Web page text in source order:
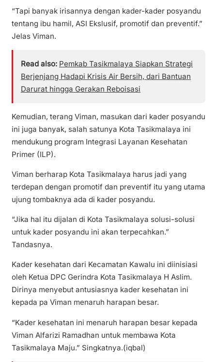
“Tapi banyak irisannya dengan kader-kader posyandu
tentang ibu hamil, ASI Ekslusif, promotif dan preventif.”
Jelas Viman.
Read also: Pemkab Tasikmalaya Siapkan Strategi
Berjenjang Hadapi Krisis Air Bersih, dari Bantuan
Darurat hingga Gerakan Reboisasi
Kemudian, terang Viman, masukan dari kader posyandu
ini juga banyak, salah satunya Kota Tasikmalaya ini
mendukung program Integrasi Layanan Kesehatan
Primer (ILP).
Viman berharap Kota Tasikmalaya harus jadi yang
terdepan dengan promotif dan preventif itu yang utama
ujung tombaknya ada di kader posyandu.
“Jika hal itu dijalan di Kota Tasikmalaya solusi-solusi
untuk kader posyandu ini akan terpecahkan.”
Tandasnya.
Kader kesehatan dari Kecamatan Kawalu ini diinisiasi
oleh Ketua DPC Gerindra Kota Tasikmalaya H Aslim.
Dirinya menyebut antusiasnya kader kesehatan ini
kepada pa Viman menaruh harapan besar.
“Kader kesehatan ini menaruh harapan besar kepada
Viman Alfarizi Ramadhan untuk membawa Kota
Tasikmalaya Maju.” Singkatnya.(iqbal)